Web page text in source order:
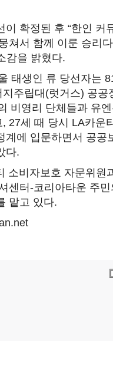
이 확정된 후 “한인 커
쳐서 함께 이룬 승리
감을 밝혔다.
태생인 류 당선자는
주립대(럿거스) 공
비영리 단체들과 유
27세 때 당시 LA카운
계에 입문하면서 공공
다.
소비자보호 자문위
센터-코리아타운 주
맡고 있다.